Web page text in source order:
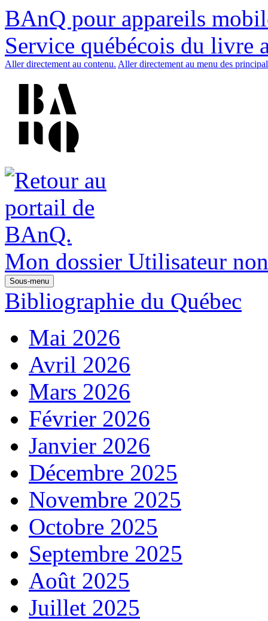
BAnQ pour appareils
Service québécois du livre
Aller directement au contenu. Aller directement au menu des
Mon dossier Utilisateur
Sous-menu
Bibliographie du Québec
Mai 2026
Avril 2026
Mars 2026
Février 2026
Janvier 2026
Décembre 2025
Novembre 2025
Octobre 2025
Septembre 2025
Août 2025
Juillet 2025